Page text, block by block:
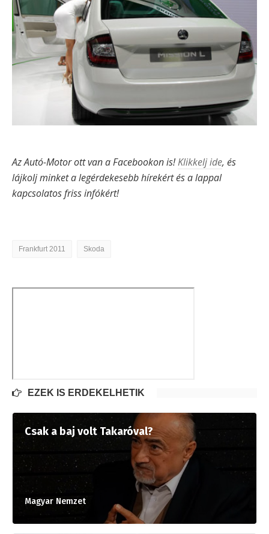
Az Autó-Motor ott van a Facebookon is!Klikkelj ide, és
lájkolj minket a legérdekesebb hírekért és a lappal
kapcsolatos friss infókért!
Frankfurt 2011 Skoda
EZEK IS ÉRDEKELHETIK
Csak a baj volt Takaróval?
Magyar Nemzet